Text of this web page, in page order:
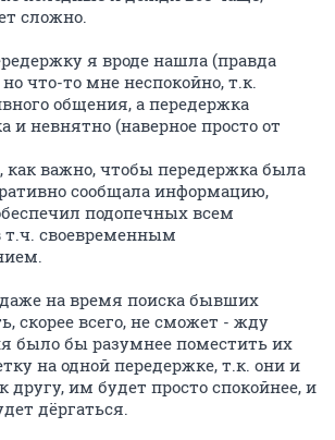
сложно.
я вроде нашла (правда
что-то мне неспокойно, т.к.
общения, а передержка
и невнятно (наверное просто от
как важно, чтобы передержка была
сообщала информацию,
подопечных всем
своевременным
на время поиска бывших
скорее всего, не сможет - жду
было бы разумнее поместить их
на одной передержке, т.к. они и
им будет просто спокойнее, и
дёргаться.